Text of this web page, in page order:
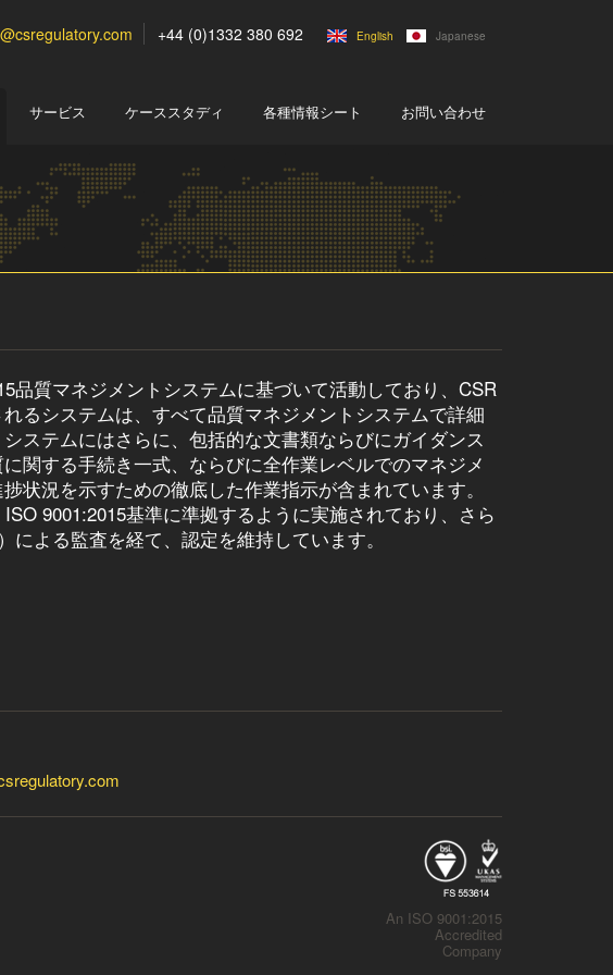
+44 (0)1332 380 692 English Japanese
サービス ケーススタディ 各種情報シート お問い合わせ
品質マネジメントシステムに基づいて活動しており、CSR
るシステムは、すべて品質マネジメントシステムで詳細
ステムにはさらに、包括的な文書類ならびにガイダンス
関する手続き一式、ならびに全作業レベルでのマネジメ
状況を示すための徹底した作業指示が含まれています。
9001:2015基準に準拠するように実施されており、さら
による監査を経て、認定を維持しています。
An ISO 9001:2015
Accredited
Company